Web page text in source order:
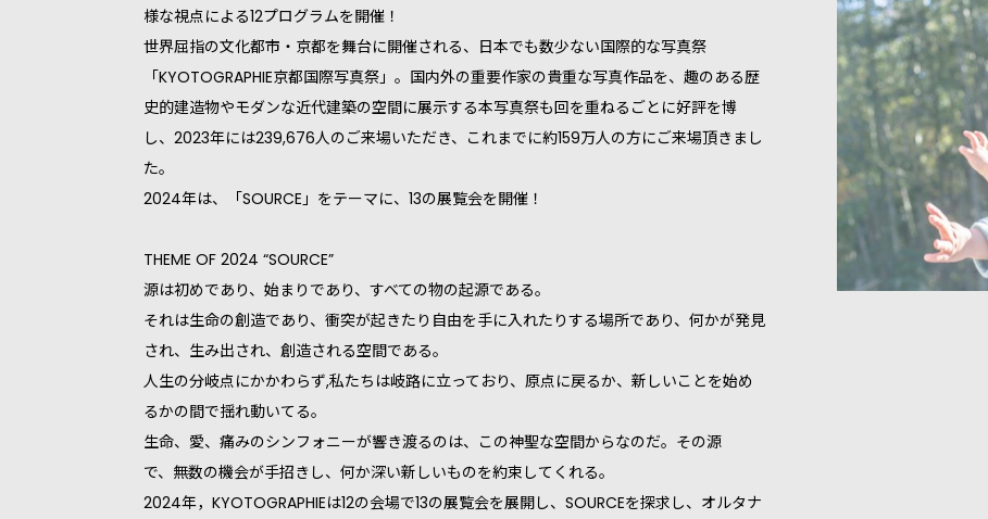
様な視点による12プログラムを開催！
世界屈指の文化都市・京都を舞台に開催される、日本でも数少ない国際的な写真祭
「KYOTOGRAPHIE京都国際写真祭」。国内外の重要作家の貴重な写真作品を、趣のある歴
史的建造物やモダンな近代建築の空間に展示する本写真祭も回を重ねるごとに好評を博
し、2023年には239,676人のご来場いただき、これまでに約159万人の方にご来場頂きまし
た。
2024年は、「SOURCE」をテーマに、13の展覧会を開催！
THEME OF 2024 “SOURCE”
源は初めであり、始まりであり、すべての物の起源である。
それは生命の創造であり、衝突が起きたり自由を手に入れたりする場所であり、何かが発見
され、生み出され、創造される空間である。
人生の分岐点にかかわらず,私たちは岐路に立っており、原点に戻るか、新しいことを始め
るかの間で揺れ動いてる。
生命、愛、痛みのシンフォニーが響き渡るのは、この神聖な空間からなのだ。その源
で、無数の機会が手招きし、何か深い新しいものを約束してくれる。
2024年，KYOTOGRAPHIEは12の会場で13の展覧会を展開し、SOURCEを探求し、オルタナ